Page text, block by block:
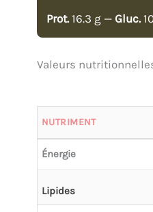
Prot. 16.3 g — Gluc.
Valeurs
NUTRIMENT
Énergie
Lipides